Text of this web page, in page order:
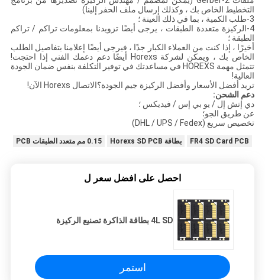
التخطيط الخاص بك ، وكذلك إرسال ملف الحفر إلينا)
3-طلب الكمية ، بما في ذلك العينة ؛
4-الركيزة متعددة الطبقات ، يرجى أيضًا تزويدنا بمعلومات تراكم / تراكم
الطبقة ؛
أخيرًا ، إذا كنت من العملاء الكبار جدًا ، فيرجى أيضًا إعلامنا بتفاصيل الطلب
الخاص بك ، ويمكن لشركة Horexs أيضًا دعم دعمك الفني إذا احتجت!
تتمثل مهمة HOREXS في مساعدتك في توفير التكلفة بنفس ضمان الجودة
العالية!
تريد أفضل الأسعار وأفضل الركيزة جيم الجودة؟الاتصال Horexs الآن!
دعم الشحن:
دي إتش إل / يو بي إس / فيديكس ؛
عن طريق الجو؛
تخصيص سريع (DHL / UPS / Fedex)
FR4 SD Card PCB بطاقة Horexs SD PCB 0.15 مم متعدد الطبقات PCB
احصل على افضل سعر ل
4L SD بطاقة الذاكرة تصنيع الركيزة
استمر